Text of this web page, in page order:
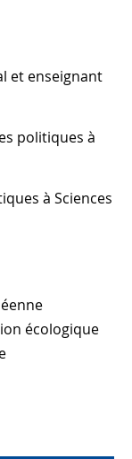
et enseignant
politiques à
à Sciences
écologique